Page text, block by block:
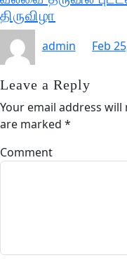
திருவிழா
admin
Feb
Leave a Reply
Your email address
are marked *
Comment